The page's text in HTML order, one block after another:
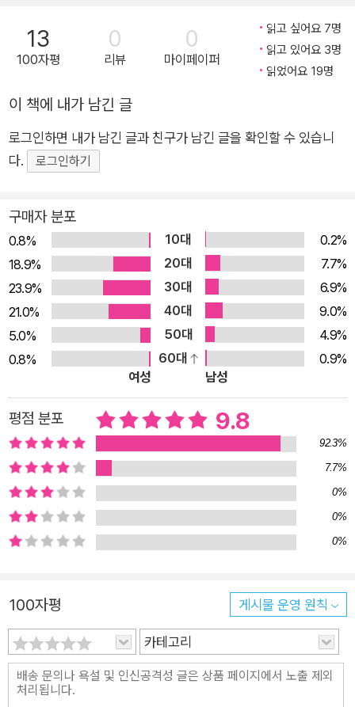
더욱 잘 이해하고 내 것으로 만드는 방법을 배워보세요. 총 18개
의 동영상 속에 담긴 서메리 저자의 문법 꿀팁, 놓치지 마세요! *
색창에 '술술 읽히는 쉬운 영문법' 입력 ' 무료특강 클릭 - 유튜브
검색창에 '술술 읽히는 쉬운 영문법' 입력 ' 구독 영문법 공부, 너
무 애쓰지 마요! 읽기만 해도 다 내 영어 실력으로 쏙쏙! 대한민국
영문법 고충 해결서가 나왔습니다. 바로 카툰처럼 술술 읽고 쉽게
플레이어 서메리 저자가 '무조건 외우라'는 주입식 영문법 학습에
정반대되는 영문법 책을 만들었어요! 이 책의 목적은, 학습자들이
재미있게 읽고, 스스로 이해한 후, 배운 영문법 지식을 쓰고 말하
는 것으로 연결시킬 수 있는 기초력을 만들어주는 것입니다. 이
책을 공부하고 난 후엔 영문법이 여러분의 영어학습의 걸림돌이
아닌 더 높은 단계로 올라가는 발판이 될 거예요!
13
100자평
0
리뷰
0
마이페이퍼
읽고 싶어요 7명
읽고 있어요 3명
읽었어요 19명
이 책에 내가 남긴 글
로그인하면 내가 남긴 글과 친구가 남긴 글을 확인할 수 있습니
다.
로그인하기
구매자 분포
0.8% 10대
0.2%
18.9%
20대
7.7%
23.9%
30대
6.9%
21.0%
40대
9.0%
5.0%
50대
4.9%
0.8%
60대
0.9%
여성
남성
평점 분포 9.8
92.3%
7.7%
0%
0%
0%
100자평 게시물 운영 원칙
카테고리